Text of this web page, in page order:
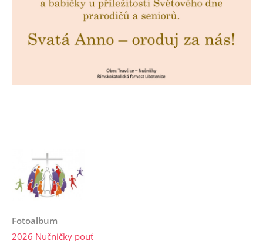
Fotoalbum
2026 Nučničky pouť